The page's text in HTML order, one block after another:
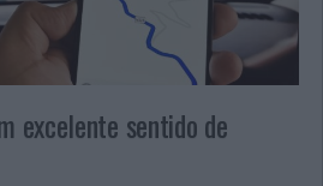
excelente sentido de